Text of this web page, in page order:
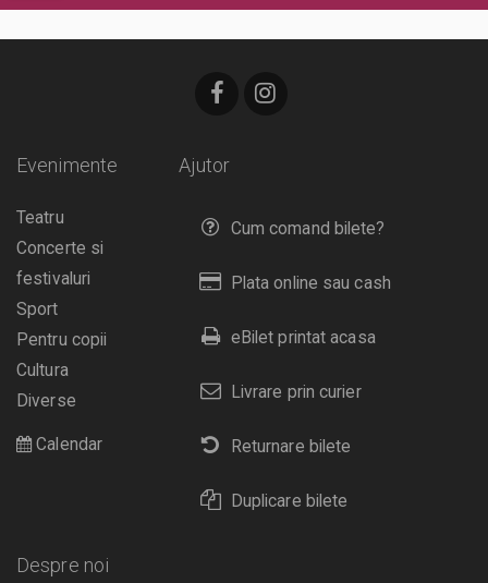
Ajutor
Cum comand bilete?
Plata online sau cash
eBilet printat acasa
Livrare prin curier
Returnare bilete
Duplicare bilete
Evenimente
Teatru
Concerte si
festivaluri
Sport
Pentru copii
Cultura
Diverse
Calendar
Despre noi